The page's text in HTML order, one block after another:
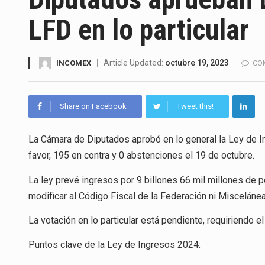
La inversión fija bruta en
El gobierno de Estados
El Departamento de
La industria manufacturera
El Tribunal Federal de Justicia
LFD en lo particular
INCOMEX Article Updated: octubre 19, 2023
Share on Facebook Tweet this!
La Cámara de Diputados aprobó en lo general la Ley
favor, 195 en contra y 0 abstenciones el 19 de octubre.
La ley prevé ingresos por 9 billones 66 mil millones de
modificar al Código Fiscal de la Federación ni
La votación en lo particular está pendiente, requiriendo
Puntos clave de la Ley de Ingresos 2024: